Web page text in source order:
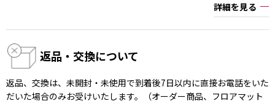
詳細を見る
返品・交換について
返品、交換は、未開封・未使用で到着後7日以内に直接お電話をいた
だいた場合のみお受けいたします。（オーダー商品、フロアマット